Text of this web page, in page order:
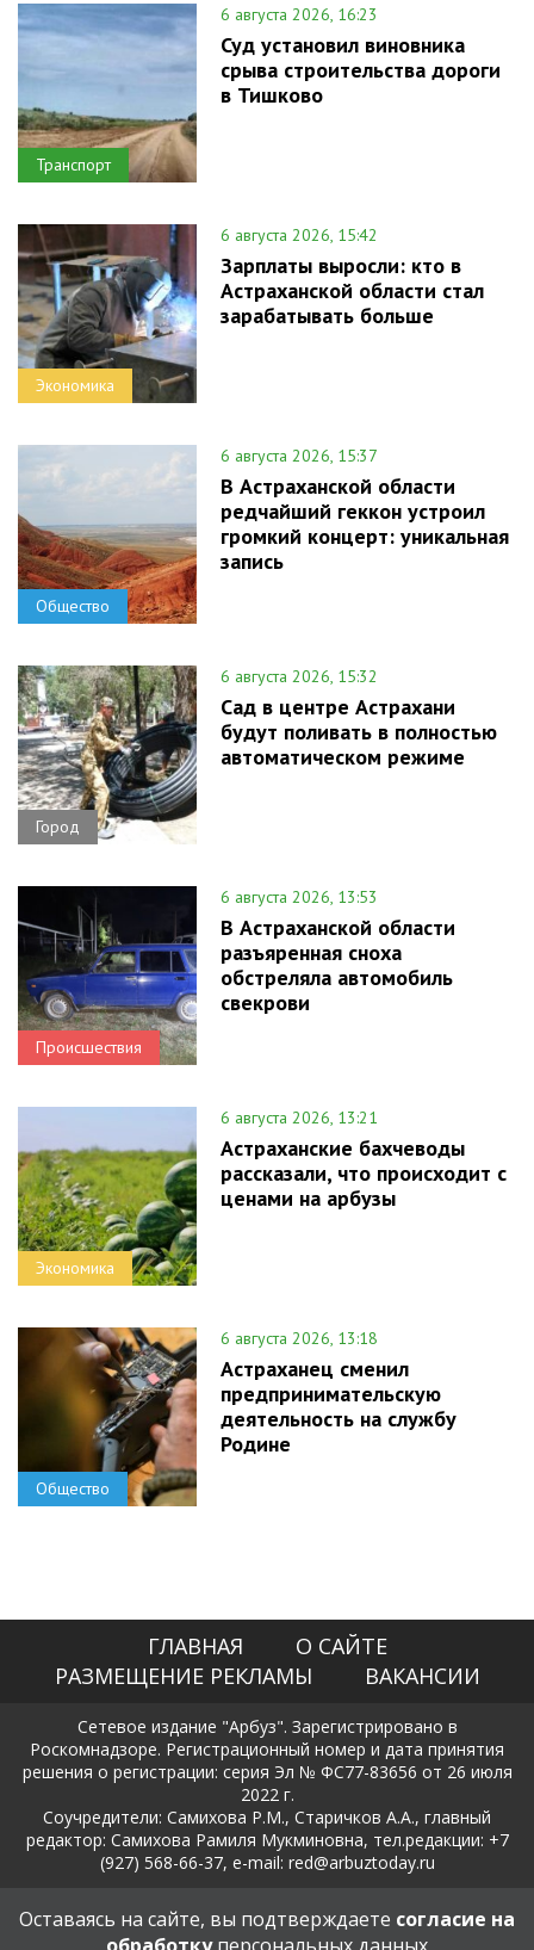
Транспорт
6 августа 2026, 16:23
Суд установил виновника
срыва строительства дороги
в Тишково
Экономика
6 августа 2026, 15:42
Зарплаты выросли: кто в
Астраханской области стал
зарабатывать больше
Общество
6 августа 2026, 15:37
В Астраханской области
редчайший геккон устроил
громкий концерт: уникальная
запись
Город
6 августа 2026, 15:32
Сад в центре Астрахани
будут поливать в полностью
автоматическом режиме
Происшествия
6 августа 2026, 13:53
В Астраханской области
разъяренная сноха
обстреляла автомобиль
свекрови
Экономика
6 августа 2026, 13:21
Астраханские бахчеводы
рассказали, что происходит с
ценами на арбузы
Общество
6 августа 2026, 13:18
Астраханец сменил
предпринимательскую
деятельность на службу
Родине
ГЛАВНАЯ
О САЙТЕ
РАЗМЕЩЕНИЕ РЕКЛАМЫ
ВАКАНСИИ
Сетевое издание "Арбуз". Зарегистрировано в
Роскомнадзоре. Регистрационный номер и дата принятия
решения о регистрации: серия Эл № ФС77-83656 от 26 июля
2022 г.
Соучредители: Самихова Р.М., Старичков А.А., главный
редактор: Самихова Рамиля Мукминовна, тел.редакции: +7
(927) 568-66-37, e-mail: red@arbuztoday.ru
Политика в отношении обработки и защиты персональных
данных
Оставаясь на сайте, вы подтверждаете согласие на